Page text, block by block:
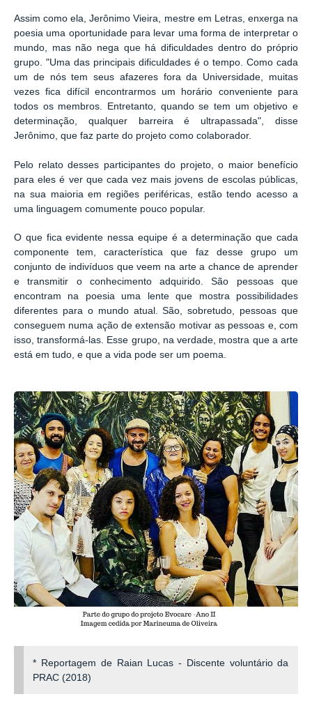
Assim como ela, Jerônimo Vieira, mestre em Letras, enxerga na
poesia uma oportunidade para levar uma forma de interpretar o
mundo, mas não nega que há dificuldades dentro do próprio
grupo. "Uma das principais dificuldades é o tempo. Como cada
um de nós tem seus afazeres fora da Universidade, muitas
vezes fica difícil encontrarmos um horário conveniente para
todos os membros. Entretanto, quando se tem um objetivo e
determinação, qualquer barreira é ultrapassada", disse
Jerônimo, que faz parte do projeto como colaborador.
Pelo relato desses participantes do projeto, o maior benefício
para eles é ver que cada vez mais jovens de escolas públicas,
na sua maioria em regiões periféricas, estão tendo acesso a
uma linguagem comumente pouco popular.
O que fica evidente nessa equipe é a determinação que cada
componente tem, característica que faz desse grupo um
conjunto de indivíduos que veem na arte a chance de aprender
e transmitir o conhecimento adquirido. São pessoas que
encontram na poesia uma lente que mostra possibilidades
diferentes para o mundo atual. São, sobretudo, pessoas que
conseguem numa ação de extensão motivar as pessoas e, com
isso, transformá-las. Esse grupo, na verdade, mostra que a arte
está em tudo, e que a vida pode ser um poema.
* Reportagem de Raian Lucas - Discente voluntário da
PRAC (2018)